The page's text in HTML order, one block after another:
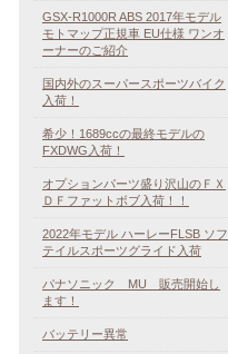
GSX-R1000R ABS 2017年モデル
モトマップ正規車 EU仕様 ワンオ
ーナーのご紹介
国内外のスーパースポーツバイク
入荷！
希少！1689ccの最終モデルの
FXDWG入荷！
オプションパーツ盛り沢山のＦＸ
ＤＦファットボブ入荷！！
2022年モデル ハーレーFLSB ソフ
テイルスポーツグライド入荷
パナソニック MU 販売開始し
ます！
バッテリー異常